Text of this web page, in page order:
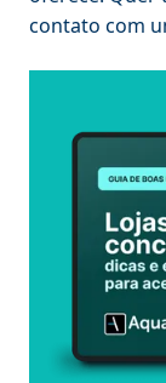
contato com